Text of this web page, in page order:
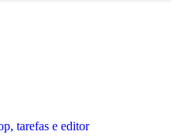
tarefas e editor